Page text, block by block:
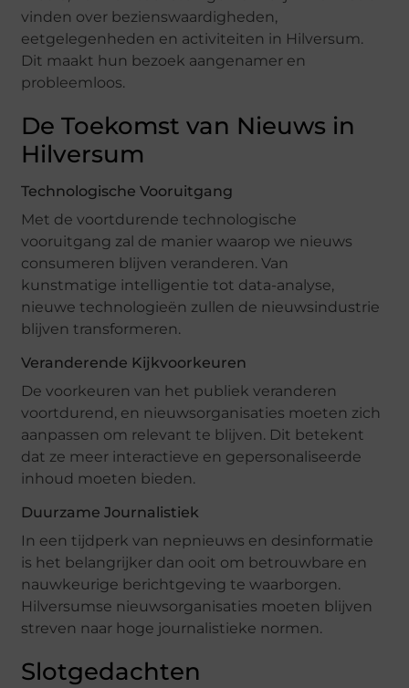
vinden over bezienswaardigheden,
eetgelegenheden en activiteiten in Hilversum.
Dit maakt hun bezoek aangenamer en
probleemloos.
De Toekomst van Nieuws in
Hilversum
Technologische Vooruitgang
Met de voortdurende technologische
vooruitgang zal de manier waarop we nieuws
consumeren blijven veranderen. Van
kunstmatige intelligentie tot data-analyse,
nieuwe technologieën zullen de nieuwsindustrie
blijven transformeren.
Veranderende Kijkvoorkeuren
De voorkeuren van het publiek veranderen
voortdurend, en nieuwsorganisaties moeten zich
aanpassen om relevant te blijven. Dit betekent
dat ze meer interactieve en gepersonaliseerde
inhoud moeten bieden.
Duurzame Journalistiek
In een tijdperk van nepnieuws en desinformatie
is het belangrijker dan ooit om betrouwbare en
nauwkeurige berichtgeving te waarborgen.
Hilversumse nieuwsorganisaties moeten blijven
streven naar hoge journalistieke normen.
Slotgedachten